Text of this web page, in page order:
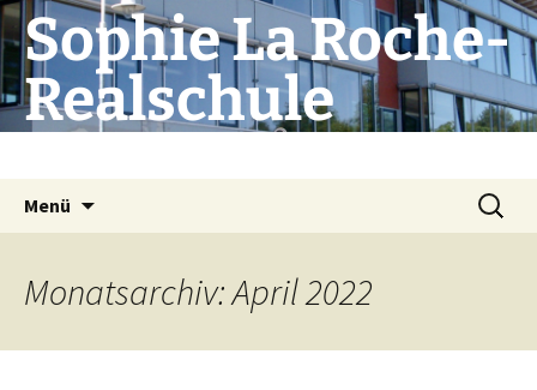
Zum
Inhalt
springen
Sophie La Roche-
Realschule
Menü
Suchen
nach:
Monatsarchiv: April 2022